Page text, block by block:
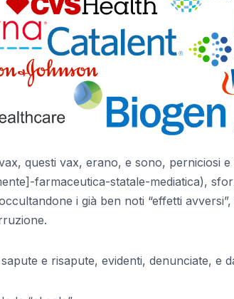
questi vax, erano, e sono, perniciosi
farmaceutica-statale-mediatica),
i già ben noti “effetti
e risapute, evidenti, denunciate, e